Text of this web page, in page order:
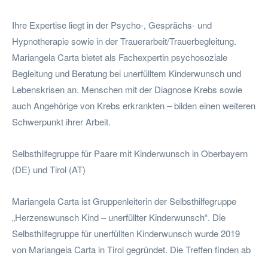
Ihre Expertise liegt in der Psycho-, Gesprächs- und
Hypnotherapie sowie in der Trauerarbeit/Trauerbegleitung.
Mariangela Carta bietet als Fachexpertin psychosoziale
Begleitung und Beratung bei unerfülltem Kinderwunsch und
Lebenskrisen an. Menschen mit der Diagnose Krebs sowie
auch Angehörige von Krebs erkrankten – bilden einen weiteren
Schwerpunkt ihrer Arbeit.
Selbsthilfegruppe für Paare mit Kinderwunsch in Oberbayern
(DE) und Tirol (AT)
Mariangela Carta ist Gruppenleiterin der Selbsthilfegruppe
„Herzenswunsch Kind – unerfüllter Kinderwunsch“. Die
Selbsthilfegruppe für unerfüllten Kinderwunsch wurde 2019
von Mariangela Carta in Tirol gegründet. Die Treffen finden ab